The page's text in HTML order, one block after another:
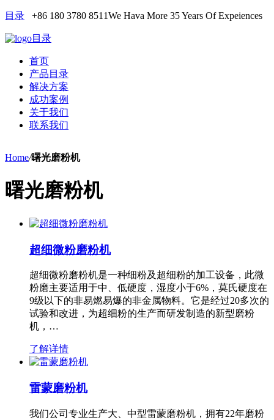
目录 +86 180 3780 8511We Hava More 35 Years Of Expeiences
目录
首页
产品目录
解决方案
成功案例
关于我们
联系我们
Home/曙光磨粉机
曙光磨粉机
超细微粉磨粉机
超细微粉磨粉机是一种细粉及超细粉的加工设备，此微
粉磨主要适用于中、低硬度，湿度小于6%，莫氏硬度在
9级以下的非易燃易爆的非金属物料。它是经过20多次的
试验和改进，为超细粉的生产而研发制造的新型磨粉
机，…
了解详情
雷蒙磨粉机
我们公司专业生产大、中型雷蒙磨粉机，拥有22年磨粉